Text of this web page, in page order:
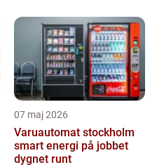
07 maj 2026
Varuautomat stockholm
smart energi på jobbet
dygnet runt